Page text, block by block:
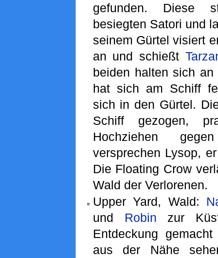
gefunden. Diese
besiegten Satori und
seinem Gürtel visiert
an und schießt
beiden halten sich
hat sich am Schiff
sich in den Gürtel.
Schiff gezogen,
Hochziehen
versprechen Lysop,
Die Floating Crow
Wald der Verlorenen.
Upper Yard, Wald:
und Robin zur
Entdeckung
aus der Nähe